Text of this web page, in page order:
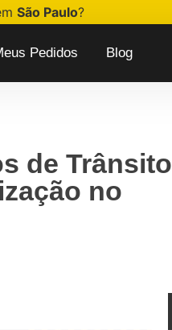
São Paulo?
Pedidos Blog
de Trânsito
no